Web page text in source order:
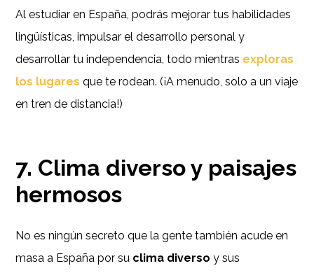
Al estudiar en España, podrás mejorar tus habilidades
lingüísticas, impulsar el desarrollo personal y
desarrollar tu independencia, todo mientras exploras
los lugares que te rodean. (¡A menudo, solo a un viaje
en tren de distancia!)
7. Clima diverso y paisajes
hermosos
No es ningún secreto que la gente también acude en
masa a España por su clima diverso y sus